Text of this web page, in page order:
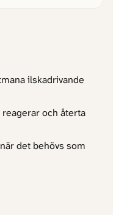
ilskadrivande
reagerar och återta
det behövs som